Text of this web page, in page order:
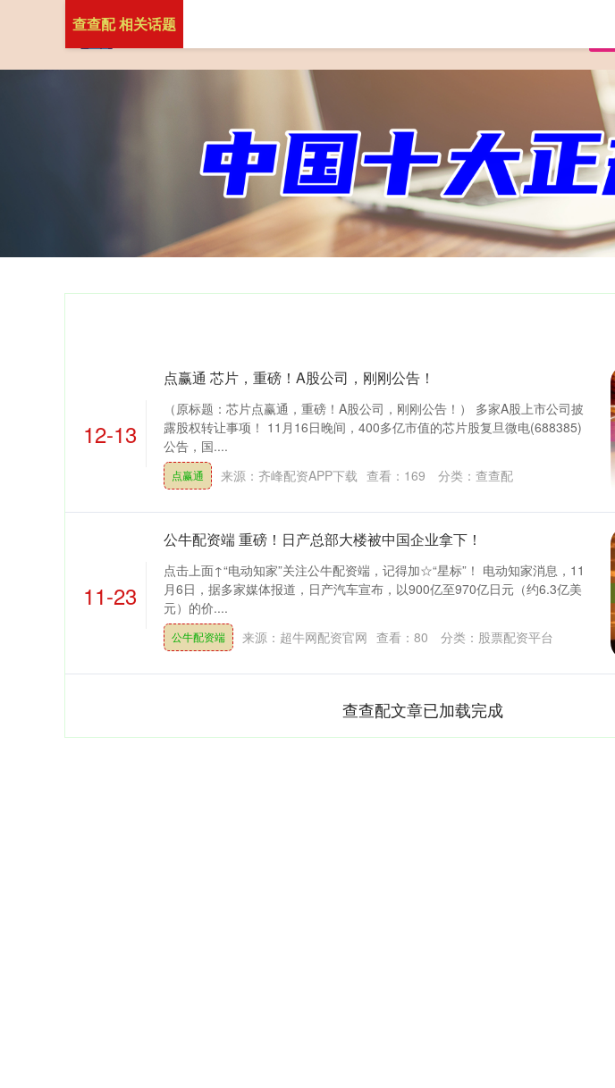
查查配 相关话题
12-13
点赢通 芯片，重磅！A股公司，刚刚公告！
（原标题：芯片点赢通，重磅！A股公司，刚刚公告！） 多家A股上市公司披
露股权转让事项！ 11月16日晚间，400多亿市值的芯片股复旦微电(688385)
公告，国....
点赢通 来源：齐峰配资APP下载 查看： 169 分类： 查查配
11-23
公牛配资端 重磅！日产总部大楼被中国企业拿下！
点击上面↑“电动知家”关注公牛配资端，记得加☆“星标”！ 电动知家消息，11
月6日，据多家媒体报道，日产汽车宣布，以900亿至970亿日元（约6.3亿美
元）的价....
公牛配资端 来源：超牛网配资官网 查看： 80 分类： 股票配资平台
查查配文章已加载完成